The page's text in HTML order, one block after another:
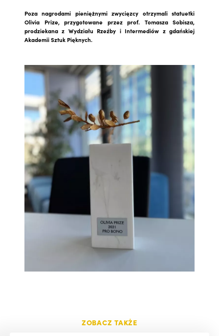
Poza nagrodami pieniężnymi zwycięzcy otrzymali statuetki
Olivia Prize, przygotowane przez prof. Tomasza Sobisza,
prodziekana z Wydziału Rzeźby i Intermediów z gdańskiej
Akademii Sztuk Pięknych.
ZOBACZ TAKŻE